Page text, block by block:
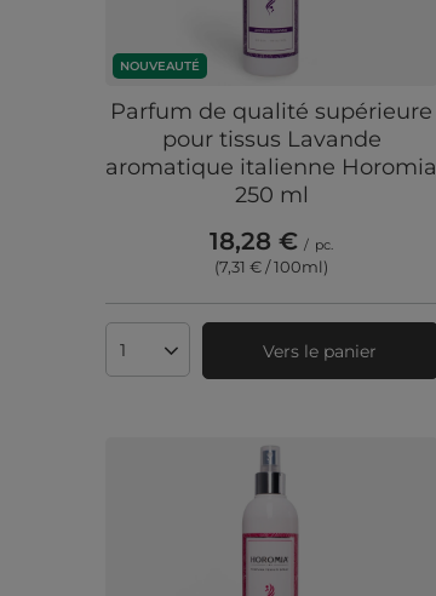
NOUVEAUTÉ
Parfum de qualité supérieure
pour tissus Lavande
aromatique italienne Horomia
250 ml
18,28 € / pc.
(7,31 € / 100ml)
Quantité de produitsVers le panier